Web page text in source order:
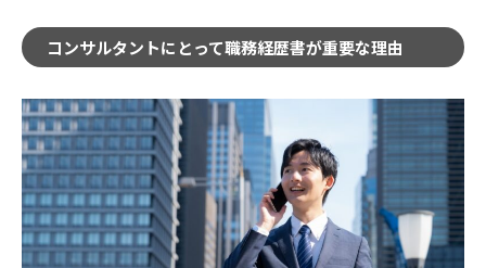
コンサルタントにとって職務経歴書が重要な理由